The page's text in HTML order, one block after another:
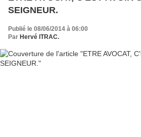
SEIGNEUR.
Publié le 08/06/2014 à 06:00
Par Hervé ITRAC.